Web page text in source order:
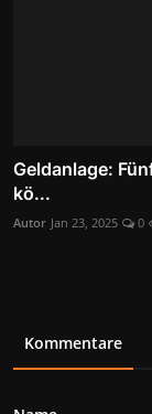
Geldanlage:
kö...
Autor Jan 23, 2025 0
Kommentare